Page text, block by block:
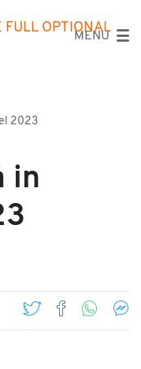
FULL OPTIONAL
MENU
2023
in